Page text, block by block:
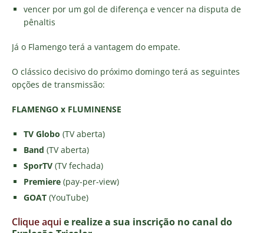
vencer por um gol de diferença e vencer na disputa de
pênaltis
Já o Flamengo terá a vantagem do empate.
O clássico decisivo do próximo domingo terá as seguintes
opções de transmissão:
FLAMENGO x FLUMINENSE
TV Globo (TV aberta)
Band (TV aberta)
SporTV (TV fechada)
Premiere (pay-per-view)
GOAT (YouTube)
Clique aquie realize a sua inscrição no canal do